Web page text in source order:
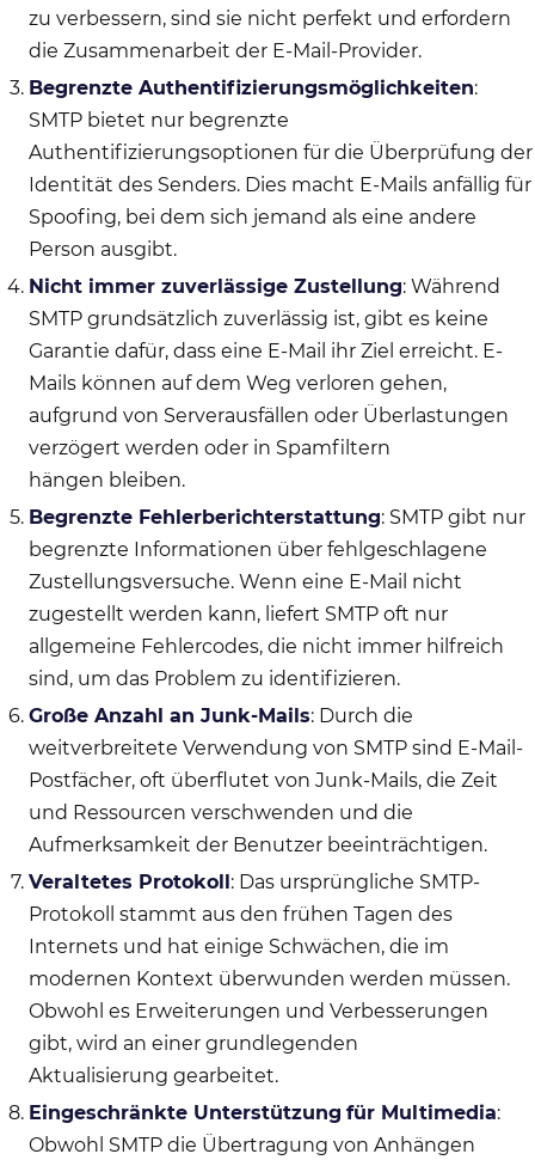
zu verbessern, sind sie nicht perfekt und erfordern
die Zusammenarbeit der E-Mail-Provider.
Begrenzte Authentifizierungsmöglichkeiten:
SMTP bietet nur begrenzte
Authentifizierungsoptionen für die Überprüfung der
Identität des Senders. Dies macht E-Mails anfällig für
Spoofing, bei dem sich jemand als eine andere
Person ausgibt.
Nicht immer zuverlässige Zustellung: Während
SMTP grundsätzlich zuverlässig ist, gibt es keine
Garantie dafür, dass eine E-Mail ihr Ziel erreicht. E-
Mails können auf dem Weg verloren gehen,
aufgrund von Serverausfällen oder Überlastungen
verzögert werden oder in Spamfiltern
hängen bleiben.
Begrenzte Fehlerberichterstattung: SMTP gibt nur
begrenzte Informationen über fehlgeschlagene
Zustellungsversuche. Wenn eine E-Mail nicht
zugestellt werden kann, liefert SMTP oft nur
allgemeine Fehlercodes, die nicht immer hilfreich
sind, um das Problem zu identifizieren.
Große Anzahl an Junk-Mails: Durch die
weitverbreitete Verwendung von SMTP sind E-Mail-
Postfächer, oft überflutet von Junk-Mails, die Zeit
und Ressourcen verschwenden und die
Aufmerksamkeit der Benutzer beeinträchtigen.
Veraltetes Protokoll : Das ursprüngliche SMTP-
Protokoll stammt aus den frühen Tagen des
Internets und hat einige Schwächen, die im
modernen Kontext überwunden werden müssen.
Obwohl es Erweiterungen und Verbesserungen
gibt, wird an einer grundlegenden
Aktualisierung gearbeitet.
Eingeschränkte Unterstützung für Multimedia:
Obwohl SMTP die Übertragung von Anhängen